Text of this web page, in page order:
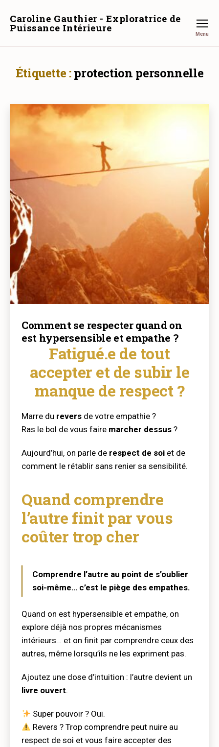
Caroline Gauthier - Exploratrice de
Puissance Intérieure Menu
Étiquette :protection personnelle
Comment se respecter quand on
est hypersensible et empathe ?
Fatigué.e de tout
accepter et de subir le
manque de respect ?
Marre du revers de votre empathie ?
Ras le bol de vous faire marcher dessus ?
Aujourd’hui, on parle de respect de soi et de
comment le rétablir sans renier sa sensibilité.
Quand comprendre
l’autre finit par vous
coûter trop cher
Comprendre l’autre au point de s’oublier
soi-même… c’est le piège des empathes.
Quand on est hypersensible et empathe, on
explore déjà nos propres mécanismes
intérieurs… et on finit par comprendre ceux des
autres, même lorsqu’ils ne les expriment pas.
Ajoutez une dose d’intuition : l’autre devient un
livre ouvert.
Super pouvoir ? Oui.
Revers ? Trop comprendre peut nuire au
respect de soi et vous faire accepter des